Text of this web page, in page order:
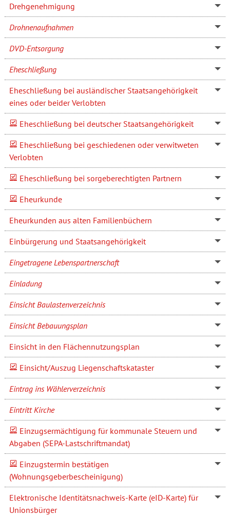
Drehgenehmigung
Drohnenaufnahmen
DVD-Entsorgung
Eheschließung
Eheschließung bei ausländischer Staatsangehörigkeit
eines oder beider Verlobten
Eheschließung bei deutscher Staatsangehörigkeit
Eheschließung bei geschiedenen oder verwitweten
Verlobten
Eheschließung bei sorgeberechtigten Partnern
Eheurkunde
Eheurkunden aus alten Familienbüchern
Einbürgerung und Staatsangehörigkeit
Eingetragene Lebenspartnerschaft
Einladung
Einsicht Baulastenverzeichnis
Einsicht Bebauungsplan
Einsicht in den Flächennutzungsplan
Einsicht/Auszug Liegenschaftskataster
Eintrag ins Wählerverzeichnis
Eintritt Kirche
Einzugsermächtigung für kommunale Steuern und
Abgaben (SEPA-Lastschriftmandat)
Einzugstermin bestätigen
(Wohnungsgeberbescheinigung)
Elektronische Identitätsnachweis-Karte (eID-Karte) für
Unionsbürger